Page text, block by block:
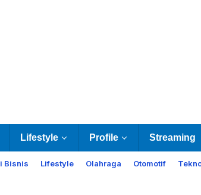
Lifestyle Profile Streaming
Bisnis Lifestyle Olahraga Otomotif